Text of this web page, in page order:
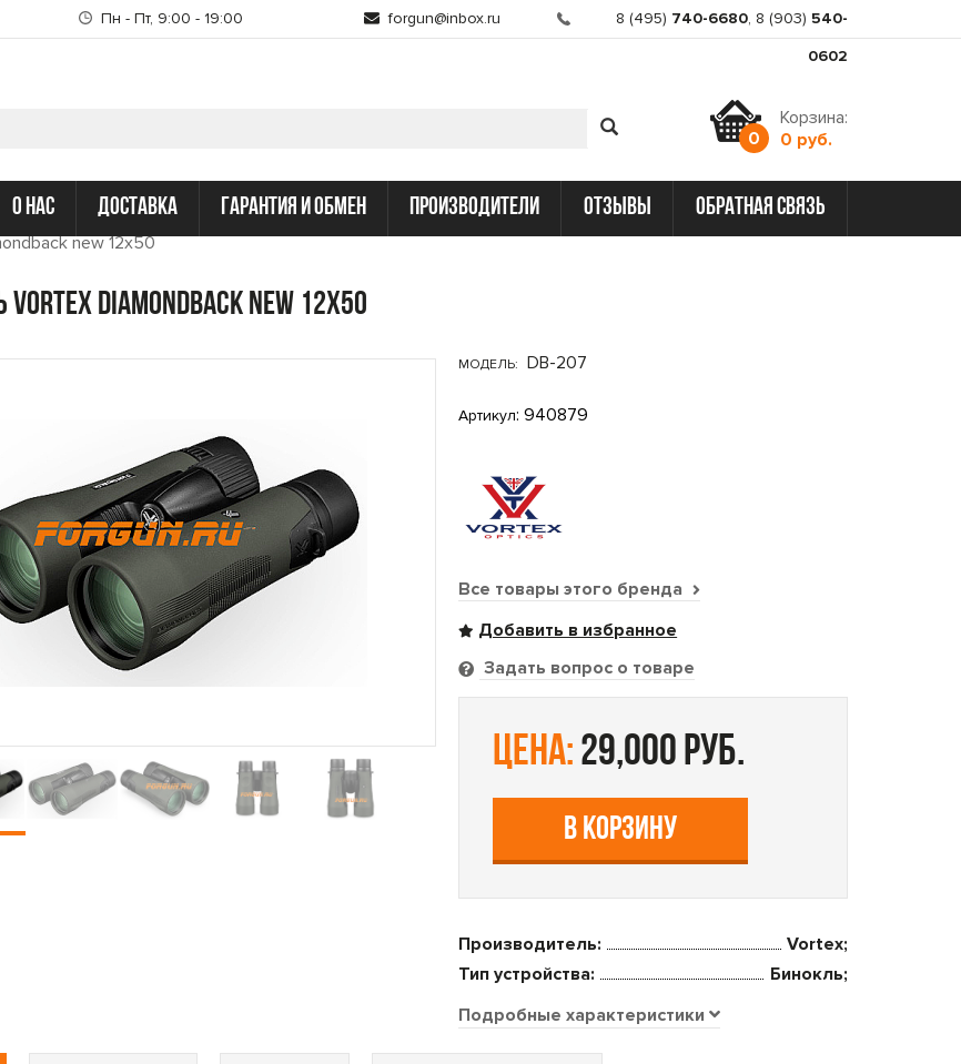
Пн - Пт, 9:00 - 19:00 forgun@inbox.ru 8 (495) 740-6680, 8 (903) 540-
0602
0
Корзина:
0 руб.
о нас доставка гарантия и обмен производители отзывы обратная связь
new 12x50
Vortex Diamondback new 12x50
МОДЕЛЬ: DB-207
Артикул: 940879
Все товары этого бренда
Задать вопрос о товаре
цена: 29,000 руб.
В КОРЗИНУ
Производитель:
Vortex;
Тип устройства:
Бинокль;
Подробные характеристики